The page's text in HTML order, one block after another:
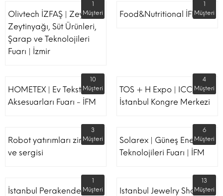
Olivtech İZFAŞ | Zeytin,
Zeytinyağı, Süt Ürünleri,
Şarap ve Teknolojileri
Fuarı | İzmir
1
Müşteri
Food&Nutritional İFM
1
Müşteri
HOMETEX | Ev Tekstili Ve
Aksesuarları Fuarı - İFM
10
Müşteri
TOS + H Expo | ICC -
İstanbul Kongre Merkezi
4
Müşteri
Robot yatırımları zirvesi
ve sergisi
3
Müşteri
Solarex | Güneş Enerjisi &
Teknolojileri Fuarı | İFM
6
Müşteri
İstanbul Perakende Fuarı
1
Müşteri
Istanbul Jewelry Show |
13
Müşteri